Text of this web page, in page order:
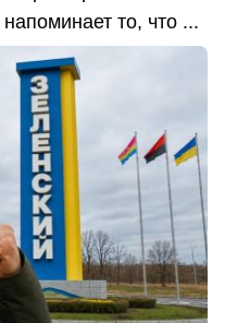
то, что ...